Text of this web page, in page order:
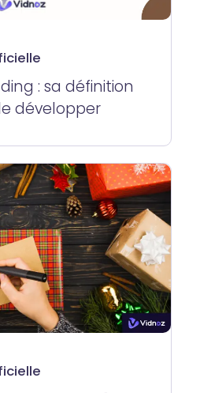
: sa définition
développer